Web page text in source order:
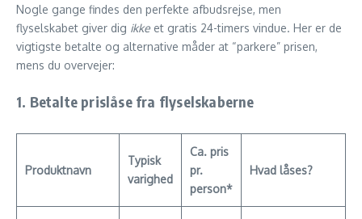
Nogle gange findes den perfekte afbudsrejse, men
flyselskabet giver dig ikke et gratis 24-timers vindue. Her er de
vigtigste betalte og alternative måder at “parkere” prisen,
mens du overvejer:
1. Betalte prislåse fra flyselskaberne
Produktnavn
Typisk
varighed
Ca. pris
pr.
person*
Hvad låses?